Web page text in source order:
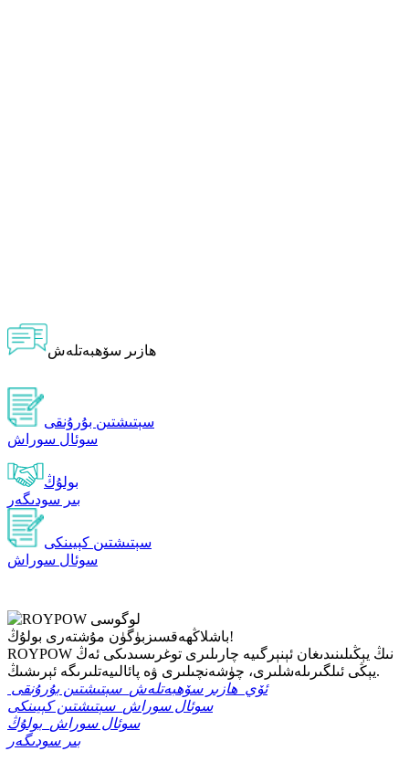
ھازىر سۆھبەتلەش
سېتىشتىن بۇرۇنقى
سوئال سوراش
بولۇڭ
بىر سودىگەر
سېتىشتىن كېيىنكى
سوئال سوراش
باشلاڭھەقسىز
بۈگۈن مۇشتەرى بولۇڭ!
ROYPOW نىڭ يېڭىلىنىدىغان ئېنېرگىيە چارىلىرى توغرىسىدىكى ئەڭ
يېڭى ئىلگىرىلەشلىرى، چۈشەنچىلىرى ۋە پائالىيەتلىرىگە ئېرىشىڭ.
ئۆي ھازىر سۆھبەتلەش سېتىشتىن بۇرۇنقى
سوئال سوراش سېتىشتىن كېيىنكى
سوئال سوراش بولۇڭ
بىر سودىگەر